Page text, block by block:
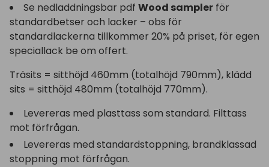
Se nedladdningsbar pdf Wood sampler för
standardbetser och lacker – obs för
standardlackerna tillkommer 20% på priset, för egen
speciallack be om offert.
Träsits = sitthöjd 460mm (totalhöjd 790mm), klädd
sits = sitthöjd 480mm (totalhöjd 770mm).
Levereras med plasttass som standard. Filttass
mot förfrågan.
Levereras med standardstoppning, brandklassad
stoppning mot förfrågan.